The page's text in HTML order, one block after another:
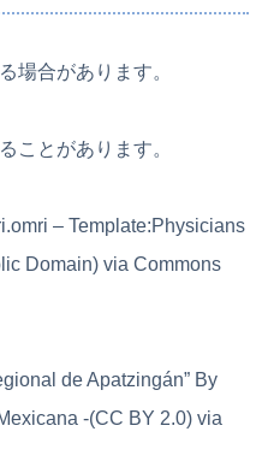
場合があります。
ことがあります。
– Template:Physicians
Domain) via Commons
de Apatzingán” By
-(CC BY 2.0) via